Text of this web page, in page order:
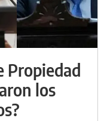
Propiedad
los